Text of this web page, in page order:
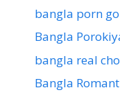
bangla porn
Bangla
bangla real
Bangla